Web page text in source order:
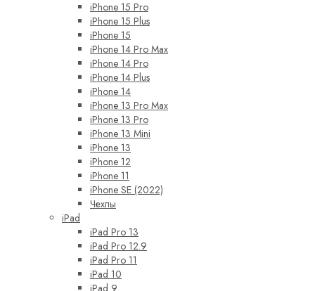
iPhone 15 Pro
iPhone 15 Plus
iPhone 15
iPhone 14 Pro Max
iPhone 14 Pro
iPhone 14 Plus
iPhone 14
iPhone 13 Pro Max
iPhone 13 Pro
iPhone 13 Mini
iPhone 13
iPhone 12
iPhone 11
iPhone SE (2022)
Чехлы
iPad
iPad Pro 13
iPad Pro 12.9
iPad Pro 11
iPad 10